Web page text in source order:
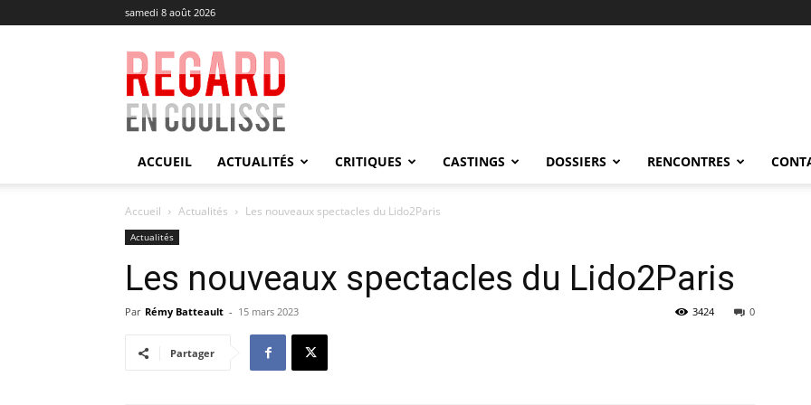
samedi 8 août 2026
Regard
en
Coulisse
ACCUEIL ACTUALITÉS CRITIQUES CASTINGS DOSSIERS RENCONTRES
Accueil Actualités Les nouveaux spectacles du Lido2Paris
Actualités
Les nouveaux spectacles du Lido2Paris
Par Rémy Batteault - 15 mars 2023 0
3424
Partager